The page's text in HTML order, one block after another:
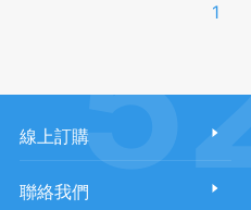
1
線上訂購
聯絡我們